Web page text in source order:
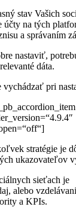
stav Vašich
na tých
a správaním
nastaviť,
dáta.
vychádzať pri
stratégie je
ukazovateľov
sieťach je
alebo
a KPIs.